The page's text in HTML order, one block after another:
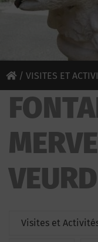
/ VISITES ET
Visites et